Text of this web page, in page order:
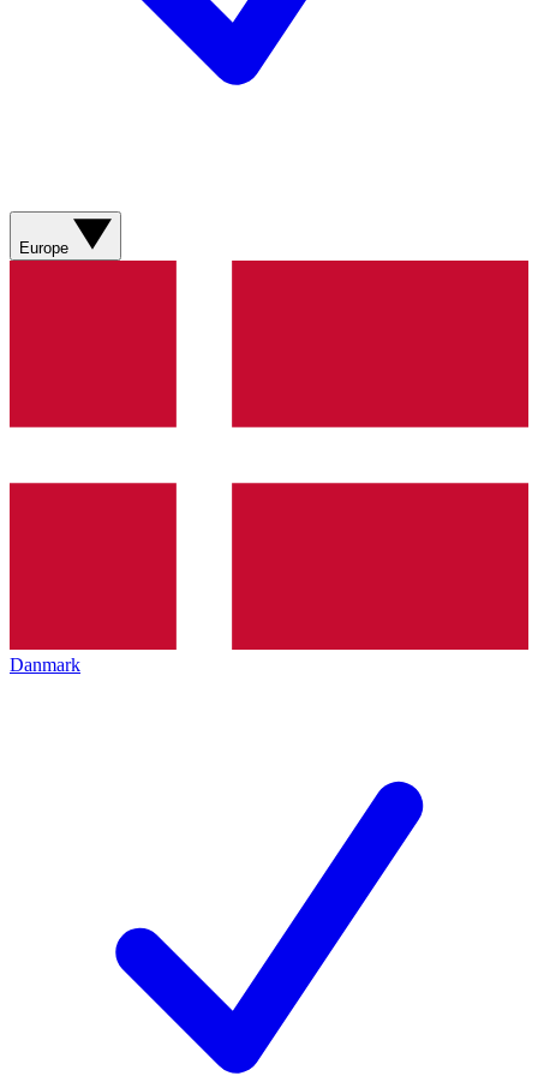
Europe
Danmark